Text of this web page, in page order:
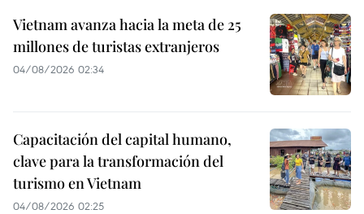
Vietnam avanza hacia la meta de 25
millones de turistas extranjeros
04/08/2026 02:34
Capacitación del capital humano,
clave para la transformación del
turismo en Vietnam
04/08/2026 02:25